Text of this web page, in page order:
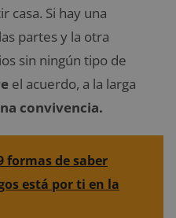
casa. Si hay una
partes y la otra
sin ningún tipo de
el acuerdo, a la larga
convivencia.
formas de saber
está por ti en la